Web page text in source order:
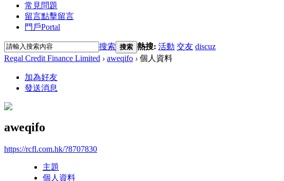
常見問題
留言點擊留言
門戶Portal
搜索 搜索 熱搜: 活動 交友 discuz
Regal Credit Finance Limited › aweqifo › 個人資料
加為好友
發送消息
aweqifo
https://rcfl.com.hk/?8707830
主題
個人資料